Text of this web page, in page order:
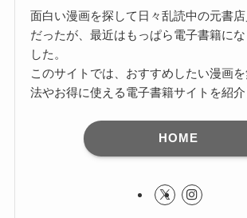
面白い漫画を探して日々乱読中の元書
だったが、最近はもっぱら電子書籍に
した。
このサイトでは、おすすめしたい漫画
法やお得に使える電子書籍サイトを紹介
HOME